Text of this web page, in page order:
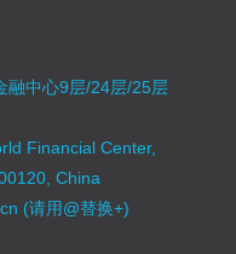
融中心9层/24层/25层
Financial Center,
China
(请用@替换+)